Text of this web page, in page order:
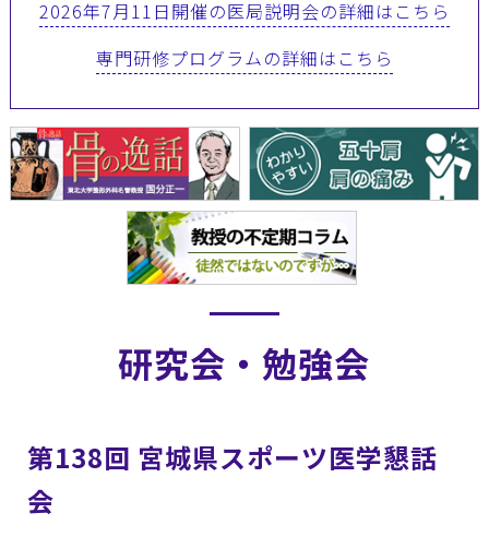
2026年7月11日開催の医局説明会の詳細はこちら
専門研修プログラムの詳細はこちら
研究会・勉強会
第138回 宮城県スポーツ医学懇話
会